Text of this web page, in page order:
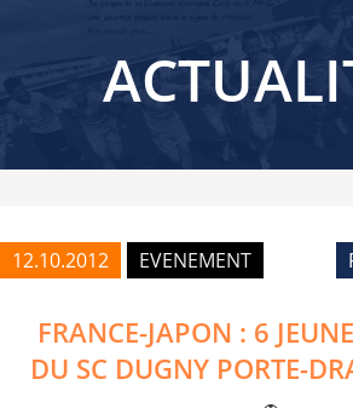
12.10.2012 EVENEMENT
FRANCE-JAPON : 6
DU SC DUGNY PORTE-